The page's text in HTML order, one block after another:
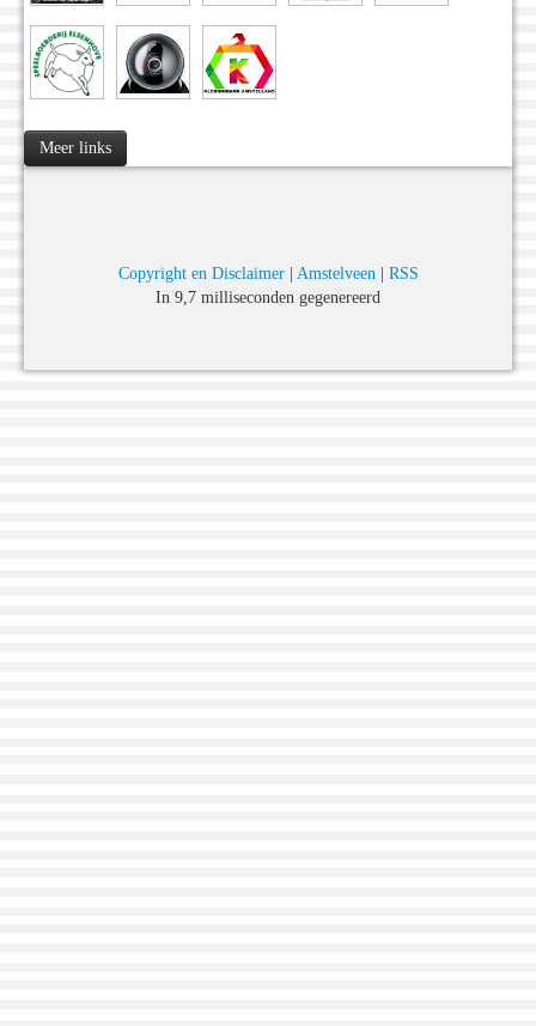
Meer links
Copyright en Disclaimer| Amstelveen| RSS
In 9,7 milliseconden gegenereerd